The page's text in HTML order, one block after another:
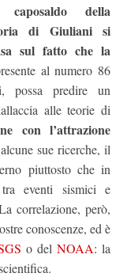
della
di Giuliani si
sul fatto che la
al numero 86
possa predire un
alle teorie di
con l’attrazione
sue ricerche, il
piuttosto che in
tra eventi sismici e
correlazione, però,
conoscenze, ed è
o del NOAA: la